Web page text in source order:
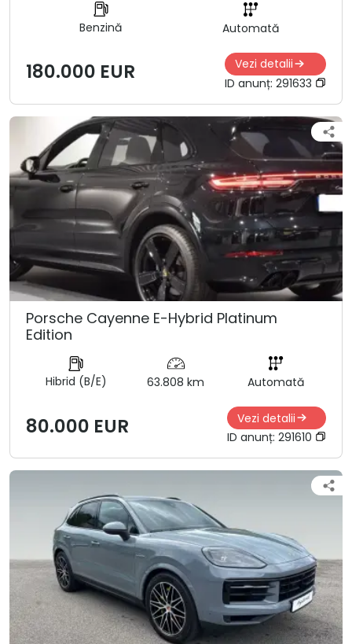
Benzină Automată
180.000 EUR
Vezi detalii
ID anunț: 291633
Porsche Cayenne E-Hybrid Platinum
Edition
Hibrid (B/E) 63.808 km Automată
80.000 EUR
Vezi detalii
ID anunț: 291610